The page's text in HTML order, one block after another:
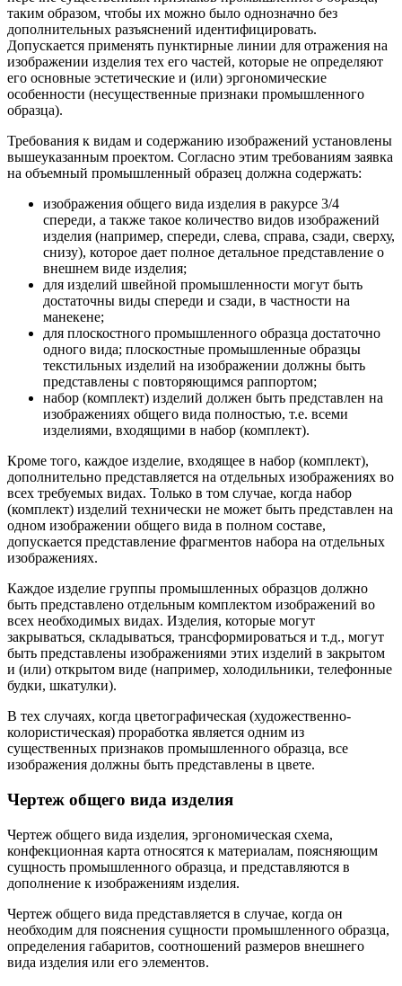
таким образом, чтобы их можно было однозначно без
дополнительных разъяснений идентифицировать.
Допускается применять пунктирные линии для отражения на
изображении изделия тех его частей, которые не определяют
его основные эстетические и (или) эргономические
особенности (несущественные признаки промышленного
образца).
Требования к видам и содержанию изображений установлены
вышеуказанным проектом. Согласно этим требованиям заявка
на объемный промышленный образец должна содержать:
изображения общего вида изделия в ракурсе 3/4
спереди, а также такое количество видов изображений
изделия (например, спереди, слева, справа, сзади, сверху,
снизу), которое дает полное детальное представление о
внешнем виде изделия;
для изделий швейной промышленности могут быть
достаточны виды спереди и сзади, в частности на
манекене;
для плоскостного промышленного образца достаточно
одного вида; плоскостные промышленные образцы
текстильных изделий на изображении должны быть
представлены с повторяющимся раппортом;
набор (комплект) изделий должен быть представлен на
изображениях общего вида полностью, т.е. всеми
изделиями, входящими в набор (комплект).
Кроме того, каждое изделие, входящее в набор (комплект),
дополнительно представляется на отдельных изображениях во
всех требуемых видах. Только в том случае, когда набор
(комплект) изделий технически не может быть представлен на
одном изображении общего вида в полном составе,
допускается представление фрагментов набора на отдельных
изображениях.
Каждое изделие группы промышленных образцов должно
быть представлено отдельным комплектом изображений во
всех необходимых видах. Изделия, которые могут
закрываться, складываться, трансформироваться и т.д., могут
быть представлены изображениями этих изделий в закрытом
и (или) открытом виде (например, холодильники, телефонные
будки, шкатулки).
В тех случаях, когда цветографическая (художественно-
колористическая) проработка является одним из
существенных признаков промышленного образца, все
изображения должны быть представлены в цвете.
Чертеж общего вида изделия
Чертеж общего вида изделия, эргономическая схема,
конфекционная карта относятся к материалам, поясняющим
сущность промышленного образца, и представляются в
дополнение к изображениям изделия.
Чертеж общего вида представляется в случае, когда он
необходим для пояснения сущности промышленного образца,
определения габаритов, соотношений размеров внешнего
вида изделия или его элементов.